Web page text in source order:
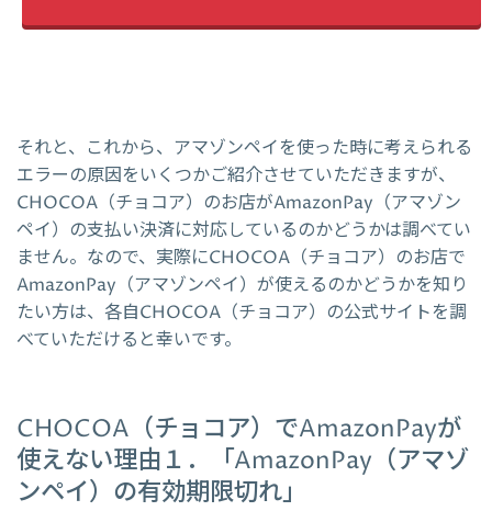
それと、これから、アマゾンペイを使った時に考えられる
エラーの原因をいくつかご紹介させていただきますが、
CHOCOA（チョコア）のお店がAmazonPay（アマゾン
ペイ）の支払い決済に対応しているのかどうかは調べてい
ません。なので、実際にCHOCOA（チョコア）のお店で
AmazonPay（アマゾンペイ）が使えるのかどうかを知り
たい方は、各自CHOCOA（チョコア）の公式サイトを調
べていただけると幸いです。
CHOCOA（チョコア）でAmazonPayが
使えない理由１．「AmazonPay（アマゾ
ンペイ）の有効期限切れ」